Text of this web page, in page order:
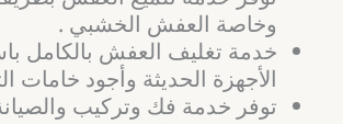
وخاصة العفش الخشبي .
خدمة تغليف العفش بالكامل
الأجهزة الحديثة وأجود خامات
توفر خدمة فك وتركيب